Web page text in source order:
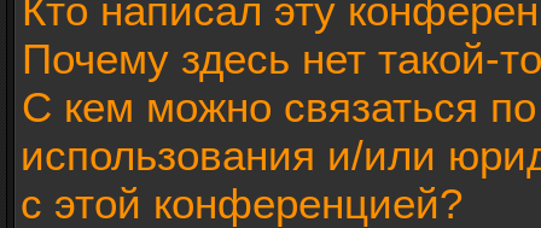
Кто написал эту
Почему здесь нет такой-
С кем можно связаться по
использования и/или
с этой конференцией?